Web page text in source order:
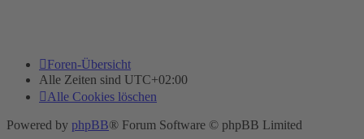
Foren-Übersicht
Alle Zeiten sind UTC+02:00
Alle Cookies löschen
Powered by phpBB® Forum Software © phpBB Limited